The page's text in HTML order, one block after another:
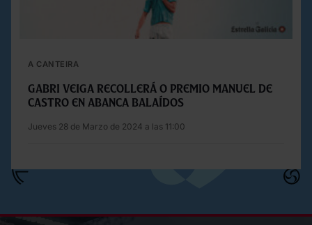
A CANTEIRA
Gabri Veiga recollerá o premio Manuel de
Castro en Abanca Balaídos
Jueves 28 de Marzo de 2024 a las 11:00